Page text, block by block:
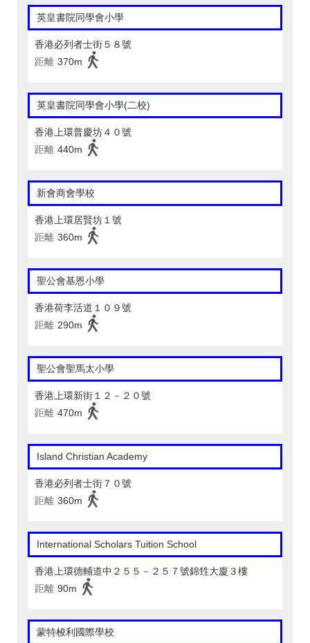
英皇書院同學會小學
香港必列者士街５８號
距離 370m
英皇書院同學會小學(二校)
香港上環普慶坊４０號
距離 440m
新會商會學校
香港上環居賢坊１號
距離 360m
聖公會基恩小學
香港荷李活道１０９號
距離 290m
聖公會聖馬太小學
香港上環新街１２－２０號
距離 470m
Island Christian Academy
香港必列者士街７０號
距離 360m
International Scholars Tuition School
香港上環德輔道中２５５－２５７號錦甡大廈３樓
距離 90m
蒙特梭利國際學校